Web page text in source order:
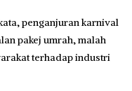
penganjuran karnival
pakej umrah, malah
terhadap industri